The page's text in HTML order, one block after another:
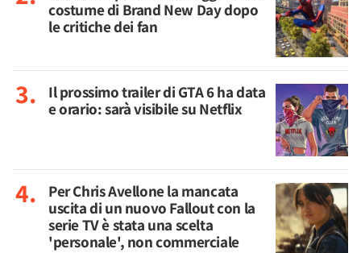
costume di Brand New Day dopo
le critiche dei fan
Il prossimo trailer di GTA 6 ha data
e orario: sarà visibile su Netflix
Per Chris Avellone la mancata
uscita di un nuovo Fallout con la
serie TV è stata una scelta
'personale', non commerciale